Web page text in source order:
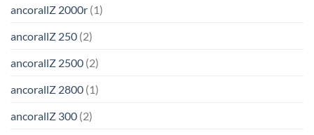
ancorallZ 2000r (1)
ancorallZ 250 (2)
ancorallZ 2500 (2)
ancorallZ 2800 (1)
ancorallZ 300 (2)